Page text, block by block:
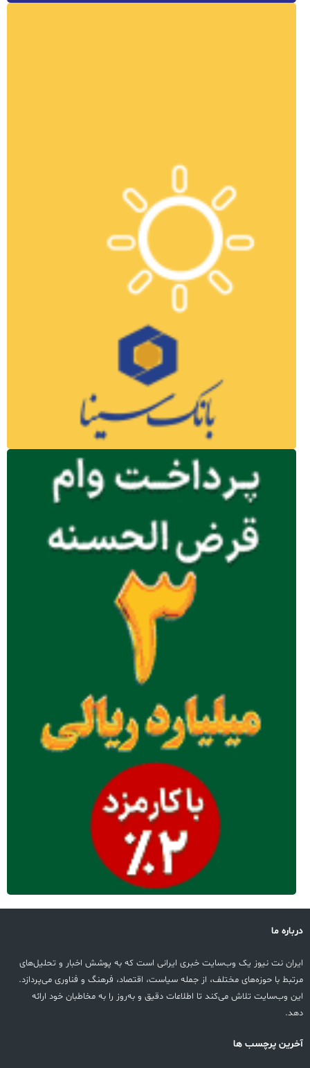
درباره ما
ایران نت نیوز یک وب‌سایت خبری ایرانی است که به پوشش اخبار و تحلیل‌های
مرتبط با حوزه‌های مختلف، از جمله سیاست، اقتصاد، فرهنگ و فناوری می‌پردازد.
این وب‌سایت تلاش می‌کند تا اطلاعات دقیق و به‌روز را به مخاطبان خود ارائه
دهد.
آخرین پرچسب ها